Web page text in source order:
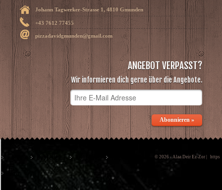
Johann Tagwerker-Strasse 1, 4810 Gmunden
+43 7612 77455
pizzadavidgmunden@gmail.com
ANGEBOT VERPASST?
Wir informieren dich gerne über die Angebote.
Abonnieren »
© 2026 - Alaa Deir Ez-Zor | https
Bestellen
AGB